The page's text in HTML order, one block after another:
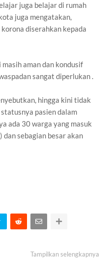
juga belajar di rumah
juga mengatakan,
diserahkan kepada
aman dan kondusif
sangat diperlukan .
hingga kini tidak
pasien dalam
ada 30 warga yang masuk
dan sebagian besar akan
Tampilkan selengkapnya